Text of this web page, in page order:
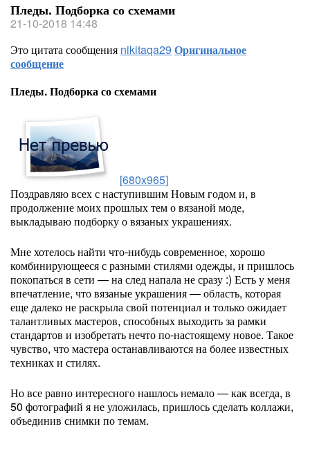
Пледы. Подборка со схемами
21-10-2018 14:48
Это цитата сообщения nikitaqa29 Оригинальное
сообщение
Пледы. Подборка со схемами
[680x965]
Поздравляю всех с наступившим Новым годом и, в
продолжение моих прошлых тем о вязаной моде,
выкладываю подборку о вязаных украшениях.
Мне хотелось найти что-нибудь современное, хорошо
комбинирующееся с разными стилями одежды, и пришлось
покопаться в сети — на след напала не сразу :) Есть у меня
впечатление, что вязаные украшения — область, которая
еще далеко не раскрыла свой потенциал и только ожидает
талантливых мастеров, способных выходить за рамки
стандартов и изобретать нечто по-настоящему новое. Такое
чувство, что мастера останавливаются на более известных
техниках и стилях.
Но все равно интересного нашлось немало — как всегда, в
50 фотографий я не уложилась, пришлось сделать коллажи,
объединив снимки по темам.